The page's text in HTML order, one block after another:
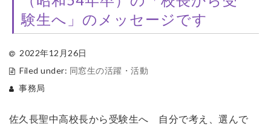
験生へ」のメッセージです
2022年12月26日
Filed under: 同窓生の活躍・活動
事務局
佐久長聖中高校長から受験生へ 自分で考え、選んで